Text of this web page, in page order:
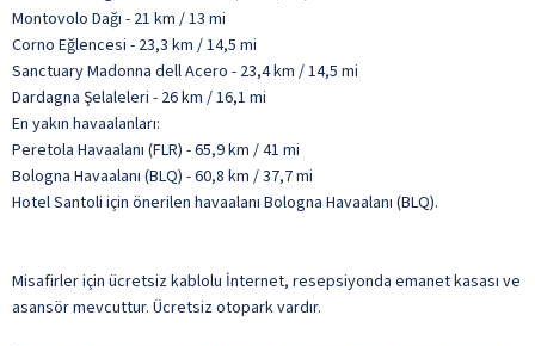
Montovolo Dağı - 21 km / 13 mi
Corno Eğlencesi - 23,3 km / 14,5 mi
Sanctuary Madonna dell Acero - 23,4 km / 14,5 mi
Dardagna Şelaleleri - 26 km / 16,1 mi
En yakın havaalanları:
Peretola Havaalanı (FLR) - 65,9 km / 41 mi
Bologna Havaalanı (BLQ) - 60,8 km / 37,7 mi
Hotel Santoli için önerilen havaalanı Bologna Havaalanı (BLQ).
Misafirler için ücretsiz kablolu İnternet, resepsiyonda emanet kasası ve
asansör mevcuttur. Ücretsiz otopark vardır.